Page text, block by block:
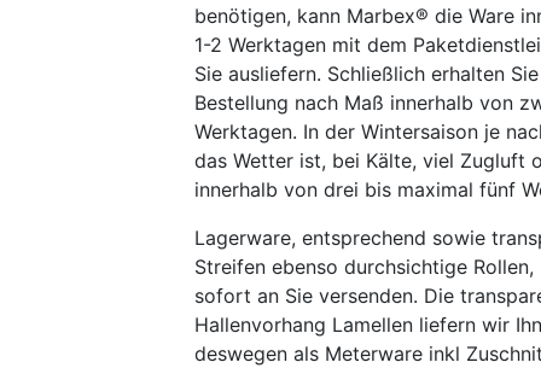
benötigen, kann Marbex® die Ware
1-2 Werktagen mit dem
Sie ausliefern. Schließlich erhalten
Bestellung nach Maß innerhalb von
Werktagen. In der Wintersaison je
das Wetter ist, bei Kälte, viel Zugluft
innerhalb von drei bis maximal fünf
Lagerware, entsprechend sowie
Streifen ebenso durchsichtige
sofort an Sie versenden. Die
Hallenvorhang Lamellen liefern wir
deswegen als Meterware inkl